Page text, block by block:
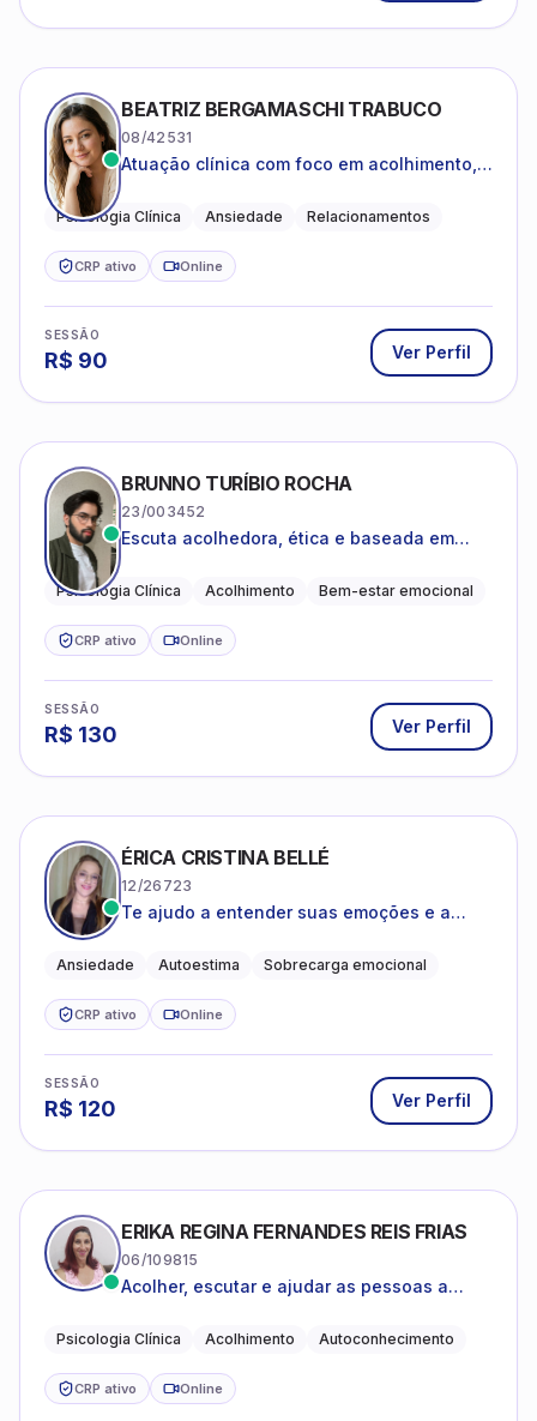
BEATRIZ BERGAMASCHI TRABUCO
08/42531
Atuação clínica com foco em acolhimento,
Psicologia Clínica Ansiedade Relacionamentos
CRP ativo Online
SESSÃO
R$ 90 Ver Perfil
BRUNNO TURÍBIO ROCHA
23/003452
Escuta acolhedora, ética e baseada em
Psicologia Clínica Acolhimento Bem-estar emocional
CRP ativo Online
SESSÃO
R$ 130 Ver Perfil
ÉRICA CRISTINA BELLÉ
12/26723
Te ajudo a entender suas emoções e a
que você está vivendo
Ansiedade Autoestima Sobrecarga emocional
CRP ativo Online
SESSÃO
R$ 120 Ver Perfil
ERIKA REGINA FERNANDES REIS FRIAS
06/109815
Acolher, escutar e ajudar as pessoas a
Psicologia Clínica Acolhimento Autoconhecimento
CRP ativo Online